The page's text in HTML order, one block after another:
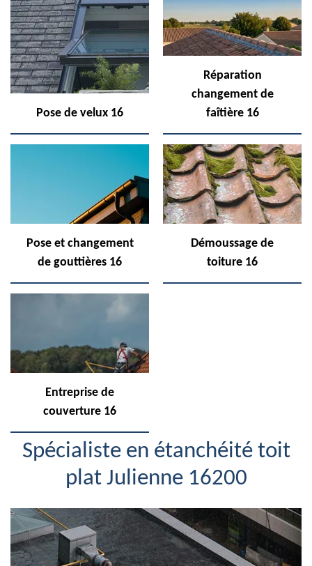
Pose de velux 16
Réparation
changement de
faîtière 16
Pose et changement
de gouttières 16
Démoussage de
toiture 16
Entreprise de
couverture 16
Spécialiste en étanchéité toit
plat Julienne 16200